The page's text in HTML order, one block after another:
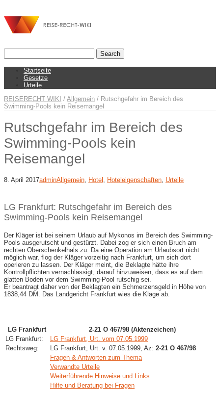
Startseite
Gesetze
Urteile
REISERECHT WIKI / Allgemein / Rutschgefahr im Bereich des
Swimming-Pools kein Reisemangel
Rutschgefahr im Bereich des
Swimming-Pools kein
Reisemangel
8. April 2017adminAllgemein Hotel Hoteleigenschaften Urteile
LG Frankfurt: Rutschgefahr im Bereich des
Swimming-Pools kein Reisemangel
Der Kläger ist bei seinem Urlaub auf Mykonos im Bereich des Swimming-
Pools ausgerutscht und gestürzt. Dabei zog er sich einen Bruch am
rechten Oberschenkelhals zu. Da eine Operation am Urlaubsort nicht
möglich war, flog der Kläger vorzeitig nach Frankfurt, um sich dort
operieren zu lassen. Der Kläger meint, die Beklagte hätte ihre
Kontrollpflichten vernachlässigt, darauf hinzuweisen, dass es auf dem
glatten Boden vor dem Swimming-Pool rutschig sei.
Er beantragt daher von der Beklagten ein Schmerzensgeld in Höhe von
1838,44 DM. Das Landgericht Frankfurt wies die Klage ab.
LG Frankfurt
2-21 O 467/98 (Aktenzeichen)
LG Frankfurt:
LG Frankfurt, Urt. vom 07.05.1999
Rechtsweg:
LG Frankfurt, Urt. v. 07.05.1999, Az: 2-21 O 467/98
Fragen & Antworten zum Thema
Verwandte Urteile
Weiterführende Hinweise und Links
Hilfe und Beratung bei Fragen